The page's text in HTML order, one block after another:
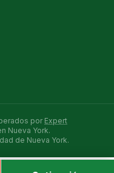
por Expert
Nueva York.
de Nueva York.